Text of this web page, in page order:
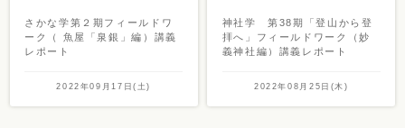
さかな学第２期フィールドワ
ーク（ 魚屋「泉銀」編）講義
レポート
2022年09月17日(土)
神社学 第38期「登山から登
拝へ」フィールドワーク（妙
義神社編）講義レポート
2022年08月25日(木)